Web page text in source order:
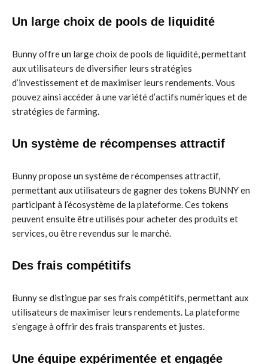
Un large choix de pools de liquidité
Bunny offre un large choix de pools de liquidité, permettant
aux utilisateurs de diversifier leurs stratégies
d’investissement et de maximiser leurs rendements. Vous
pouvez ainsi accéder à une variété d’actifs numériques et de
stratégies de farming.
Un système de récompenses attractif
Bunny propose un système de récompenses attractif,
permettant aux utilisateurs de gagner des tokens BUNNY en
participant à l’écosystème de la plateforme. Ces tokens
peuvent ensuite être utilisés pour acheter des produits et
services, ou être revendus sur le marché.
Des frais compétitifs
Bunny se distingue par ses frais compétitifs, permettant aux
utilisateurs de maximiser leurs rendements. La plateforme
s’engage à offrir des frais transparents et justes.
Une équipe expérimentée et engagée